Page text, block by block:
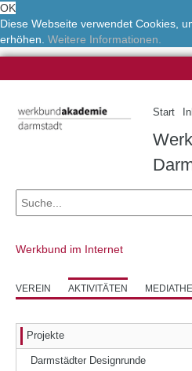
OK
Diese Webseite verwendet Cookies,
erhöhen. Weitere Informationen.
Start
Werkbund im Internet
VEREIN AKTIVITÄTEN
Projekte
Darmstädter Designrunde